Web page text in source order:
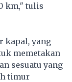
km," tulis
kapal, yang
memetakan
sesuatu yang
timur